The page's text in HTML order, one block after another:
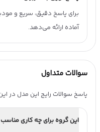
برای پاسخ دقیق، سریع و
آماده ارائه می‌دهد.
سوالات متداول
پاسخ سوالات رایج این مدل در
این گروه برای چه کاری